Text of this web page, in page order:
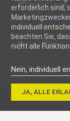
erforderlich sind,
individuell
beachten Sie,
nicht alle
Nein, individuell
JA, ALLE
WIR
© 2026